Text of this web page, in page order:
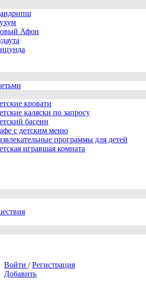
Афон
кровати
каляски по запросу
басеин
с детским меню
программы для детей
игравшая комната
Войти / Регистрация
Добавить